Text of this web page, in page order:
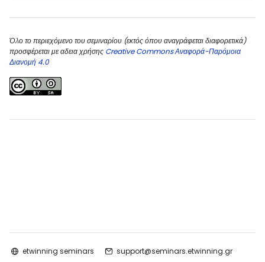
Όλο το περιεχόμενο του σεμιναρίου (εκτός όπου αναγράφεται διαφορετικά)
προσφέρεται με αδεια χρήσης Creative Commons Αναφορά-Παρόμοια
Διανομή 4.0
etwinning seminars support@seminars.etwinning.gr